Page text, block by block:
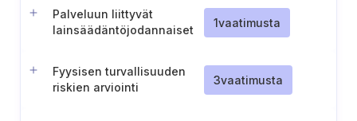
Palveluun liittyvät
lainsäädäntöjodannaiset
1vaatimusta
Fyysisen turvallisuuden
riskien arviointi
3vaatimusta